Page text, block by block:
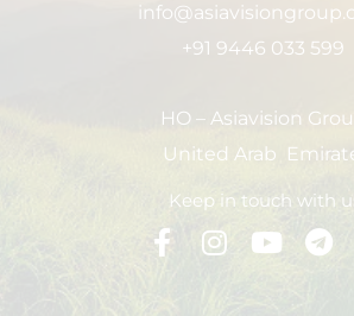
+91 9446 033 599
HO – Asiavision
United Arab
Keep in touch with